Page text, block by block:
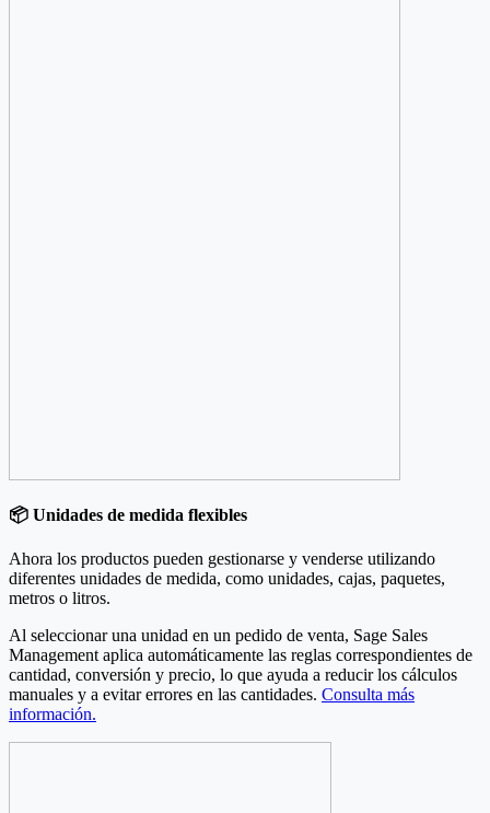
📦 Unidades de medida flexibles
Ahora los productos pueden gestionarse y venderse utilizando
diferentes unidades de medida, como unidades, cajas, paquetes,
metros o litros.
Al seleccionar una unidad en un pedido de venta, Sage Sales
Management aplica automáticamente las reglas correspondientes de
cantidad, conversión y precio, lo que ayuda a reducir los cálculos
manuales y a evitar errores en las cantidades. Consulta más
información.